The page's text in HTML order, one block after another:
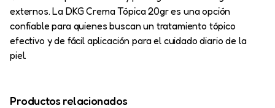
externos. La DKG Crema Tópica 20gr es una opción
confiable para quienes buscan un tratamiento tópico
efectivo y de fácil aplicación para el cuidado diario de la
piel.
Productos relacionados